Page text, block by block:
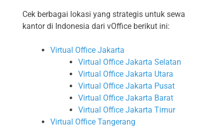
Cek berbagai lokasi yang strategis untuk sewa
kantor di Indonesia dari vOffice berikut ini:
Virtual Office Jakarta
Virtual Office Jakarta Selatan
Virtual Office Jakarta Utara
Virtual Office Jakarta Pusat
Virtual Office Jakarta Barat
Virtual Office Jakarta Timur
Virtual Office Tangerang